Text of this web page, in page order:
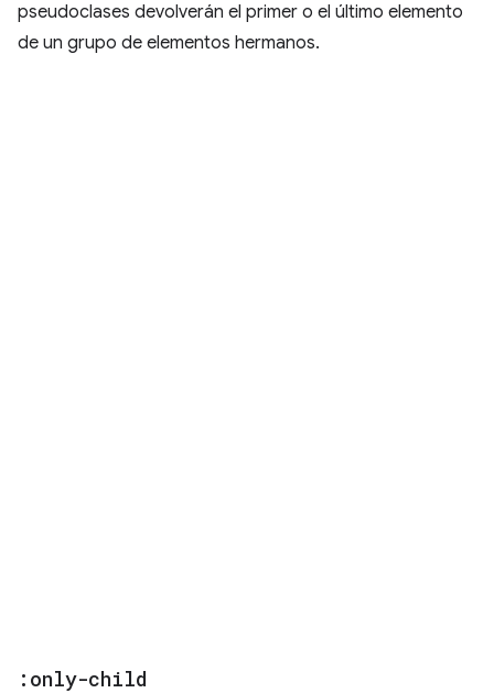
pseudoclases devolverán el primer o el último elemento
de un grupo de elementos hermanos.
:only-child